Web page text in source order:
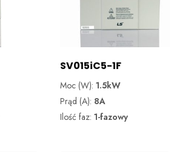
SV015iC5-1F
Moc (W):1.5kW
Prąd (A): 8A
Ilość faz:1-fazowy